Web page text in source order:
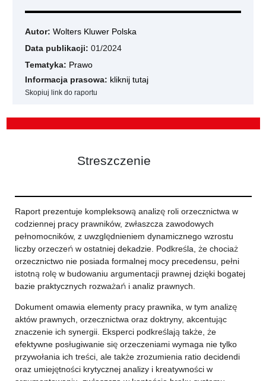
Autor: Wolters Kluwer Polska
Data publikacji: 01/2024
Tematyka: Prawo
Informacja prasowa: kliknij tutaj
Skopiuj link do raportu
Streszczenie
Raport prezentuje kompleksową analizę roli orzecznictwa w
codziennej pracy prawników, zwłaszcza zawodowych
pełnomocników, z uwzględnieniem dynamicznego wzrostu
liczby orzeczeń w ostatniej dekadzie. Podkreśla, że chociaż
orzecznictwo nie posiada formalnej mocy precedensu, pełni
istotną rolę w budowaniu argumentacji prawnej dzięki bogatej
bazie praktycznych rozważań i analiz prawnych.
Dokument omawia elementy pracy prawnika, w tym analizę
aktów prawnych, orzecznictwa oraz doktryny, akcentując
znaczenie ich synergii. Eksperci podkreślają także, że
efektywne posługiwanie się orzeczeniami wymaga nie tylko
przywołania ich treści, ale także zrozumienia ratio decidendi
oraz umiejętności krytycznej analizy i kreatywności w